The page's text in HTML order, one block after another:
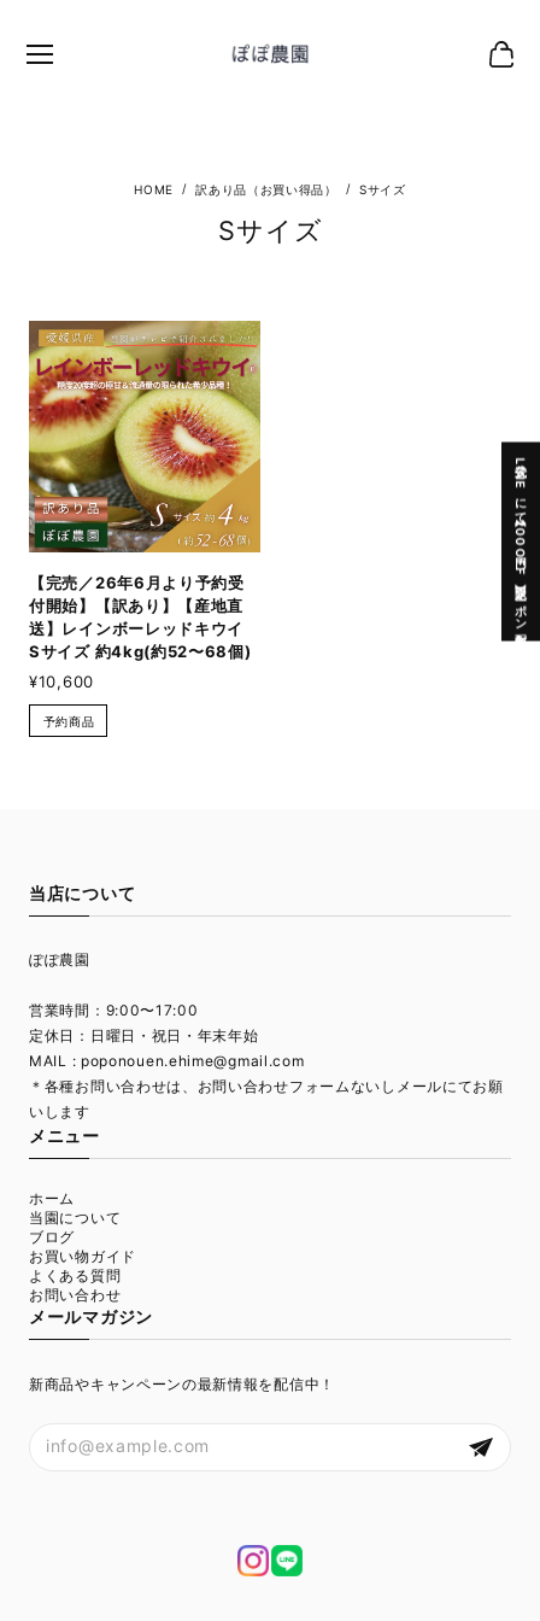
公式LINEにて【200円OFF】限定クーポン配布中
訳あり品（お買い得品） Sサイズ
Sサイズ
【完売／26年6月より予約受
付開始】【訳あり】【産地直
送】レインボーレッドキウイ
Sサイズ 約4kg(約52〜68個)
¥10,600
予約商品
当店について
ぽぽ農園
営業時間：9:00〜17:00
定休日：日曜日・祝日・年末年始
MAIL : poponouen.ehime@gmail.com
＊各種お問い合わせは、お問い合わせフォームないしメールにてお願
いします
メニュー
ホーム
当園について
ブログ
お買い物ガイド
よくある質問
お問い合わせ
メールマガジン
新商品やキャンペーンの最新情報を配信中！